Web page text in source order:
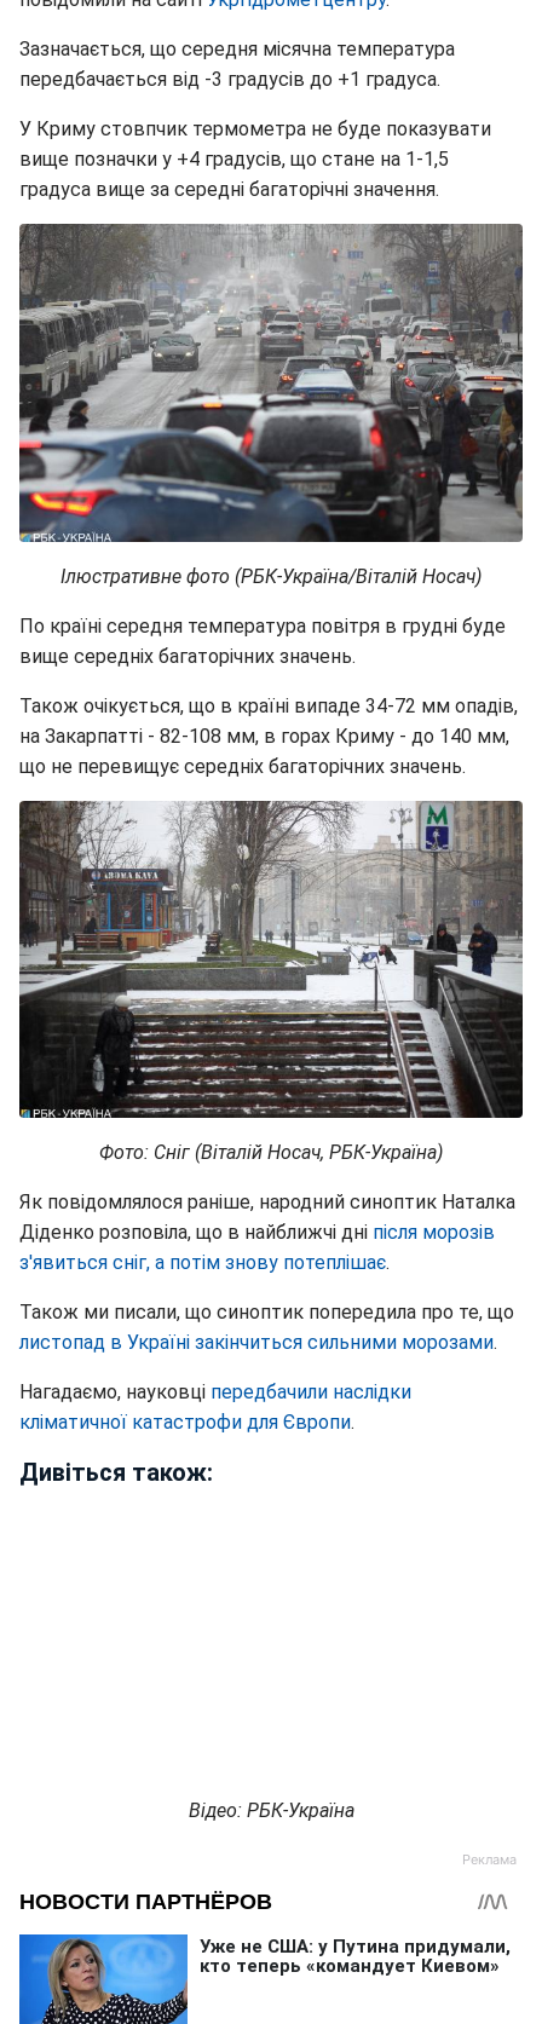
Зазначається, що середня місячна температура
передбачається від -3 градусів до +1 градуса.
У Криму стовпчик термометра не буде показувати
вище позначки у +4 градусів, що стане на 1-1,5
градуса вище за середні багаторічні значення.
Ілюстративне фото (РБК-Україна/Віталій Носач)
По країні середня температура повітря в грудні буде
вище середніх багаторічних значень.
Також очікується, що в країні випаде 34-72 мм опадів,
на Закарпатті - 82-108 мм, в горах Криму - до 140 мм,
що не перевищує середніх багаторічних значень.
Фото: Сніг (Віталій Носач, РБК-Україна)
Як повідомлялося раніше, народний синоптик Наталка
Діденко розповіла, що в найближчі дні після морозів
з'явиться сніг, а потім знову потеплішає.
Також ми писали, що синоптик попередила про те, що
листопад в Україні закінчиться сильними морозами.
Нагадаємо, науковці передбачили наслідки
кліматичної катастрофи для Європи.
Дивіться також:
Відео: РБК-Україна